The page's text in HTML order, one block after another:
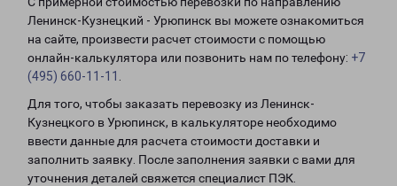
Ленинск-Кузнецкий - Урюпинск вы можете ознакомиться
на сайте, произвести расчет стоимости с помощью
онлайн-калькулятора или позвонить нам по телефону: +7
(495) 660-11-11
Для того, чтобы заказать перевозку из Ленинск-
Кузнецкого в Урюпинск, в калькуляторе необходимо
ввести данные для расчета стоимости доставки и
заполнить заявку. После заполнения заявки с вами для
уточнения деталей свяжется специалист ПЭК.